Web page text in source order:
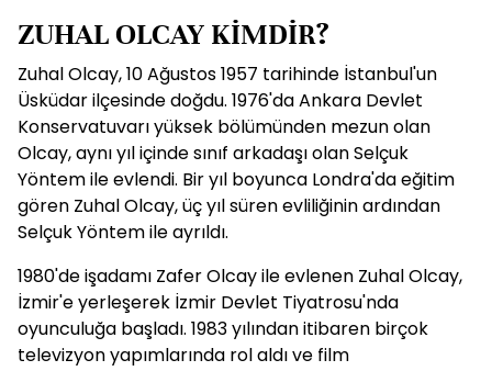
ZUHAL OLCAY KİMDİR?
Zuhal Olcay, 10 Ağustos 1957 tarihinde İstanbul'un
Üsküdar ilçesinde doğdu. 1976'da Ankara Devlet
Konservatuvarı yüksek bölümünden mezun olan
Olcay, aynı yıl içinde sınıf arkadaşı olan Selçuk
Yöntem ile evlendi. Bir yıl boyunca Londra'da eğitim
gören Zuhal Olcay, üç yıl süren evliliğinin ardından
Selçuk Yöntem ile ayrıldı.
1980'de işadamı Zafer Olcay ile evlenen Zuhal Olcay,
İzmir'e yerleşerek İzmir Devlet Tiyatrosu'nda
oyunculuğa başladı. 1983 yılından itibaren birçok
televizyon yapımlarında rol aldı ve film